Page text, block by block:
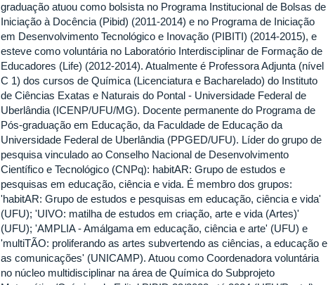
graduação atuou como bolsista no Programa Institucional de Bolsas de
Iniciação à Docência (Pibid) (2011-2014) e no Programa de Iniciação
em Desenvolvimento Tecnológico e Inovação (PIBITI) (2014-2015), e
esteve como voluntária no Laboratório Interdisciplinar de Formação de
Educadores (Life) (2012-2014). Atualmente é Professora Adjunta (nível
C 1) dos cursos de Química (Licenciatura e Bacharelado) do Instituto
de Ciências Exatas e Naturais do Pontal - Universidade Federal de
Uberlândia (ICENP/UFU/MG). Docente permanente do Programa de
Pós-graduação em Educação, da Faculdade de Educação da
Universidade Federal de Uberlândia (PPGED/UFU). Líder do grupo de
pesquisa vinculado ao Conselho Nacional de Desenvolvimento
Científico e Tecnológico (CNPq): habitAR: Grupo de estudos e
pesquisas em educação, ciência e vida. É membro dos grupos:
'habitAR: Grupo de estudos e pesquisas em educação, ciência e vida'
(UFU); 'UIVO: matilha de estudos em criação, arte e vida (Artes)'
(UFU); 'AMPLIA - Amálgama em educação, ciência e arte' (UFU) e
'multiTÃO: proliferando as artes subvertendo as ciências, a educação e
as comunicações' (UNICAMP). Atuou como Coordenadora voluntária
no núcleo multidisciplinar na área de Química do Subprojeto